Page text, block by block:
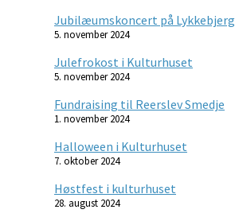
Jubilæumskoncert på Lykkebjerg
5. november 2024
Julefrokost i Kulturhuset
5. november 2024
Fundraising til Reerslev Smedje
1. november 2024
Halloween i Kulturhuset
7. oktober 2024
Høstfest i kulturhuset
28. august 2024